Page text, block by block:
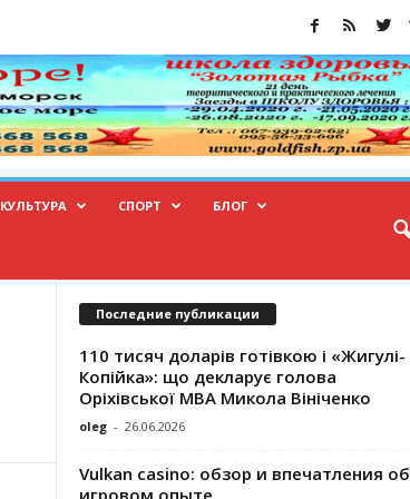
КУЛЬТУРА СПОРТ БЛОГ
Последние публикации
110 тисяч доларів готівкою і «Жигулі-
Копійка»: що декларує голова
Оріхівської МВА Микола Вініченко
oleg - 26.06.2026
Vulkan casino: обзор и впечатления об
игровом опыте